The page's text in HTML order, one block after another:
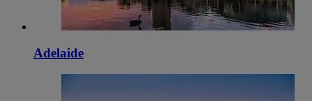
Adelaide